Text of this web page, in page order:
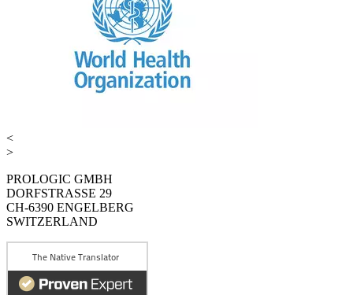
<
>
PROLOGIC GMBH
DORFSTRASSE 29
CH-6390 ENGELBERG
SWITZERLAND